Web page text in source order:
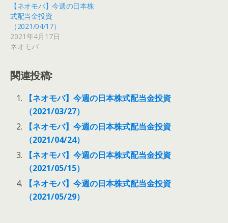
【ネオモバ】今週の日本株
式配当金投資
（2021/04/17）
2021年4月17日
ネオモバ
関連投稿:
【ネオモバ】今週の日本株式配当金投資
（2021/03/27）
【ネオモバ】今週の日本株式配当金投資
（2021/04/24）
【ネオモバ】今週の日本株式配当金投資
（2021/05/15）
【ネオモバ】今週の日本株式配当金投資
（2021/05/29）